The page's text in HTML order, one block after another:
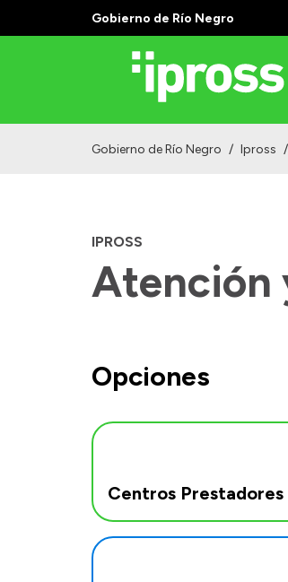
Gobierno de Río Negro
Gobierno de Río Negro / Ipross /
IPROSS
Atención
Opciones
Centros Prestadores